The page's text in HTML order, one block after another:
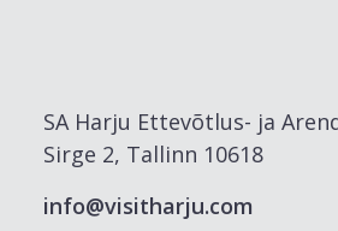
SA Harju Ettevõtlus- ja
Sirge 2, Tallinn 10618
info@visitharju.com